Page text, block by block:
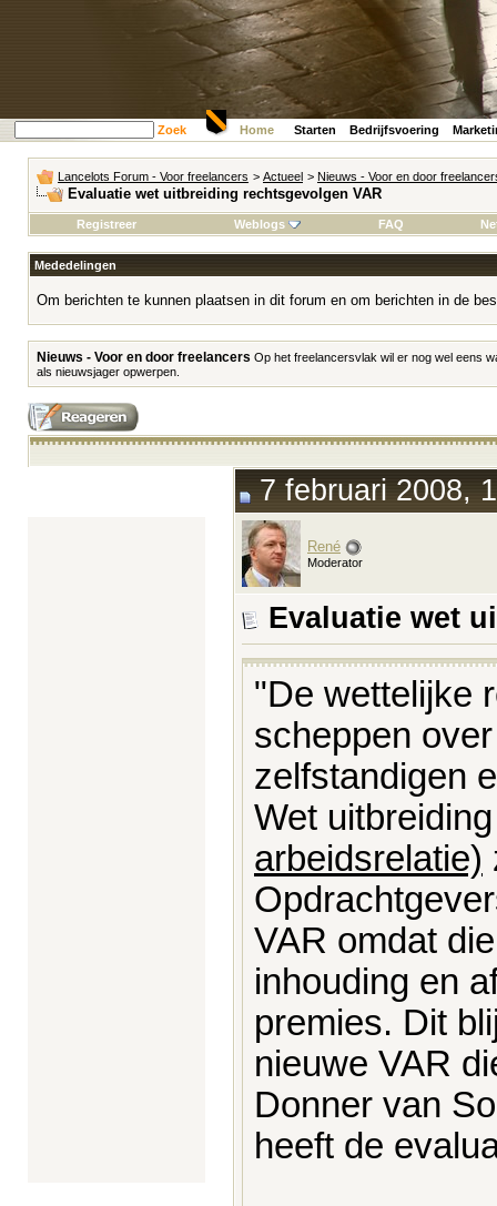
Zoek Home Starten Bedrijfsvoering
Lancelots Forum - Voor freelancers > Actueel > Nieuws - Voor en door
Evaluatie wet uitbreiding rechtsgevolgen VAR
Registreer Weblogs FAQ
Mededelingen
Om berichten te kunnen plaatsen in dit forum en om berichten in de
Nieuws - Voor en door freelancers Op het freelancersvlak wil er nog wel eens
als nieuwsjager opwerpen.
7 februari 2008,
René
Moderator
Evaluatie wet
"De wettelijke
scheppen
zelfstandigen
Wet
arbeidsrelatie)
VAR omdat
inhouding en
premies. Dit
nieuwe VAR
Donner van
heeft de